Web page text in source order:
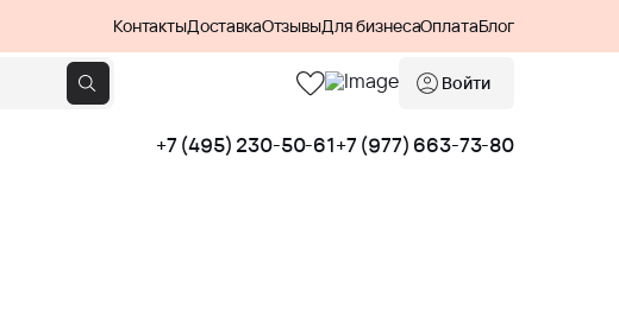
КонтактыДоставкаОтзывыДля бизнесаОплатаБлог
Войти
+7 (495) 230-50-61+7 (977) 663-73-80